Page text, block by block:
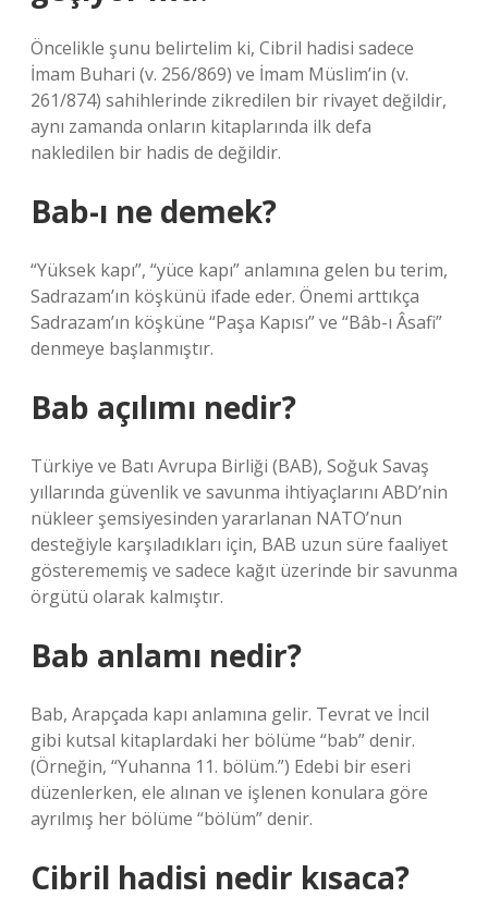
Öncelikle şunu belirtelim ki, Cibril hadisi sadece
İmam Buhari (v. 256/869) ve İmam Müslim’in (v.
261/874) sahihlerinde zikredilen bir rivayet değildir,
aynı zamanda onların kitaplarında ilk defa
nakledilen bir hadis de değildir.
Bab-ı ne demek?
“Yüksek kapı”, “yüce kapı” anlamına gelen bu terim,
Sadrazam’ın köşkünü ifade eder. Önemi arttıkça
Sadrazam’ın köşküne “Paşa Kapısı” ve “Bâb-ı Âsafi”
denmeye başlanmıştır.
Bab açılımı nedir?
Türkiye ve Batı Avrupa Birliği (BAB), Soğuk Savaş
yıllarında güvenlik ve savunma ihtiyaçlarını ABD’nin
nükleer şemsiyesinden yararlanan NATO’nun
desteğiyle karşıladıkları için, BAB uzun süre faaliyet
gösterememiş ve sadece kağıt üzerinde bir savunma
örgütü olarak kalmıştır.
Bab anlamı nedir?
Bab, Arapçada kapı anlamına gelir. Tevrat ve İncil
gibi kutsal kitaplardaki her bölüme “bab” denir.
(Örneğin, “Yuhanna 11. bölüm.”) Edebi bir eseri
düzenlerken, ele alınan ve işlenen konulara göre
ayrılmış her bölüme “bölüm” denir.
Cibril hadisi nedir kısaca?